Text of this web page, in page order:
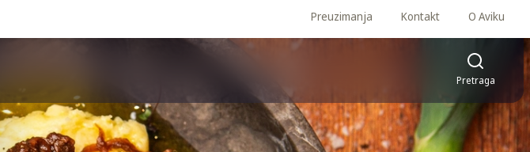
Preuzimanja Kontakt O Aviku
Pretraga